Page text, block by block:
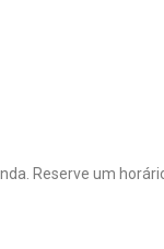
Reserve um